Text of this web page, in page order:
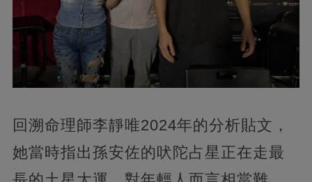
回溯命理師李靜唯2024年的分析貼文，
她當時指出孫安佐的吠陀占星正在走最